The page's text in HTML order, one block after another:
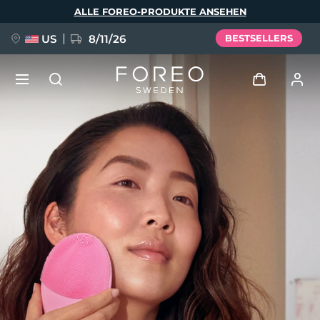
ALLE FOREO-PRODUKTE ANSEHEN
US 8/11/26 BESTSELLERS
Benutzerkonto
Meine Geräte
Meine Bestellungen
Meine Adressen
Meine Abonnements
FAQ™ Pure Beauty-Tech Elixir
BREAKING NEWS
issa™ Teeth Whitening Set
Sprache
English Deutsch
Español
Français
Italiano
Português
Polski
Svenska
Русский
Türkçe
简体中文 繁體中文